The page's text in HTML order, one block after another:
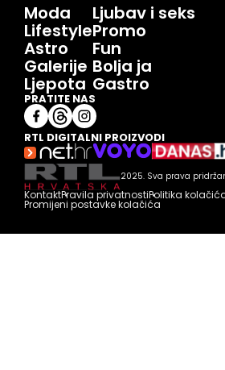
Moda
Lifestyle
Astro
Galerije
Ljepota
Ljubav i seks
Promo
Fun
Bolja ja
Gastro
PRATITE NAS
RTL DIGITALNI PROIZVODI
2025. Sva prava
KontaktPravila privatnostiPolitika
Promijeni postavke kolačića